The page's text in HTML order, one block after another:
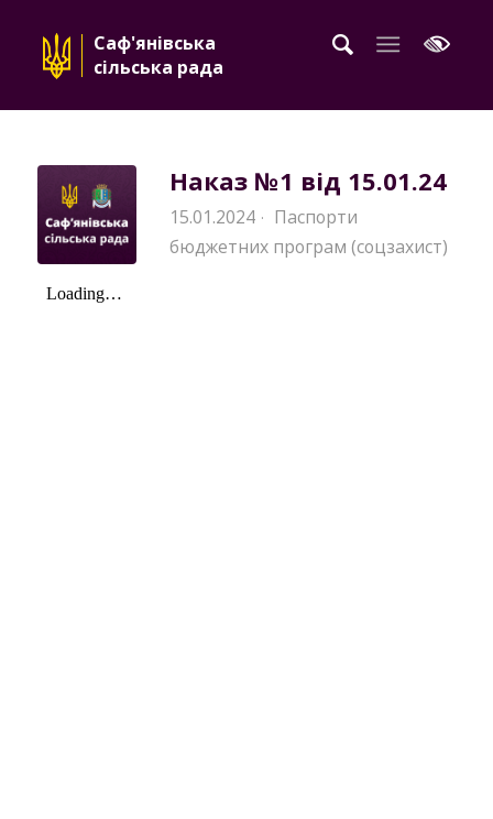
Саф'янівська
сільська рада
Наказ №1 від 15.01.24
15.01.2024 · Паспорти
бюджетних програм (соцзахист)